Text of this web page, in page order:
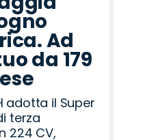
Ad
da 179
adotta il Super
terza
224 CV,